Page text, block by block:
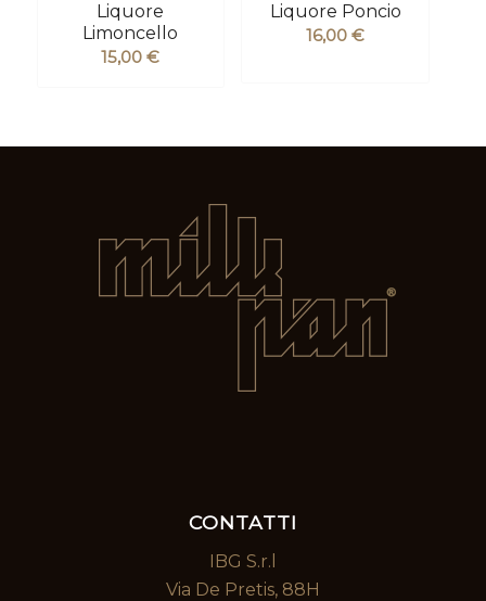
Liquore
Limoncello
15,00€
Liquore Poncio
16,00€
CONTATTI
IBG S.r.l
Via De Pretis, 88H